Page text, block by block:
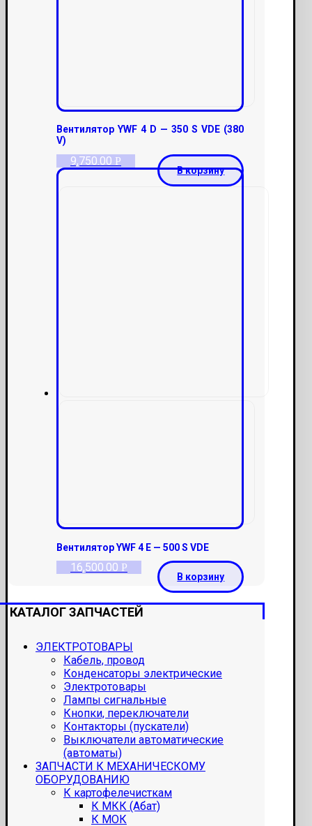
Вентилятор YWF 4 D — 350 S VDE (380
V)
9,750.00 Р
В корзину
Вентилятор YWF 4 E — 500 S VDE
16,500.00 Р
В корзину
КАТАЛОГ ЗАПЧАСТЕЙ
ЭЛЕКТРОТОВАРЫ
Кабель, провод
Конденсаторы электрические
Электротовары
Лампы сигнальные
Кнопки, переключатели
Контакторы (пускатели)
Выключатели автоматические
(автоматы)
ЗАПЧАСТИ К МЕХАНИЧЕСКОМУ
ОБОРУДОВАНИЮ
К картофелечисткам
К МКК (Абат)
К МОК